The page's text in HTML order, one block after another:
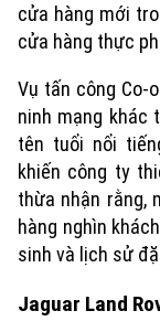
Chính trị
Xã hội
An ninh trật tự
Công nghệ
Nhịp sống Hà Nội
Người Hà Nội
Khoảnh khắc Hà
Ẩm thực
Thế giới
Tin tức
Quân sự
Hồ sơ
Người Việt 4
Kinh tế
Tin tức
Cafe sáng
Tài chính Ngân
Doanh nghiệp
Nhà đất
Tin tức
Tàu và Xe
Giáo dục
cửa hàng mới
cửa hàng thực
Vụ tấn công Co-
ninh mạng khác
tên tuổi nổi
khiến công ty
thừa nhận rằng,
hàng nghìn
sinh và lịch sử
Jaguar Land